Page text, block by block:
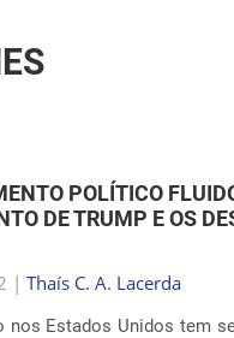
SEPARAÇÕES
EUA
|
das políticas de
revelações sobre a